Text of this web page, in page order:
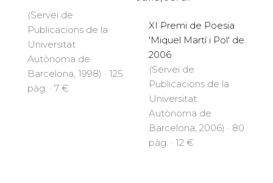
(Servei de
Publicacions de la
Universitat
Autònoma de
Barcelona, 1998) · 125
pàg. · 7 €
XI Premi de Poesia
'Miquel Martí i Pol' de
2006
(Servei de
Publicacions de la
Universitat
Autònoma de
Barcelona, 2006) · 80
pàg. · 12 €